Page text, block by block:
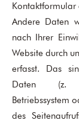
Kontaktformular
Andere Daten
nach Ihrer
Website durch
erfasst. Das
Daten (z.
Betriebssystem
des